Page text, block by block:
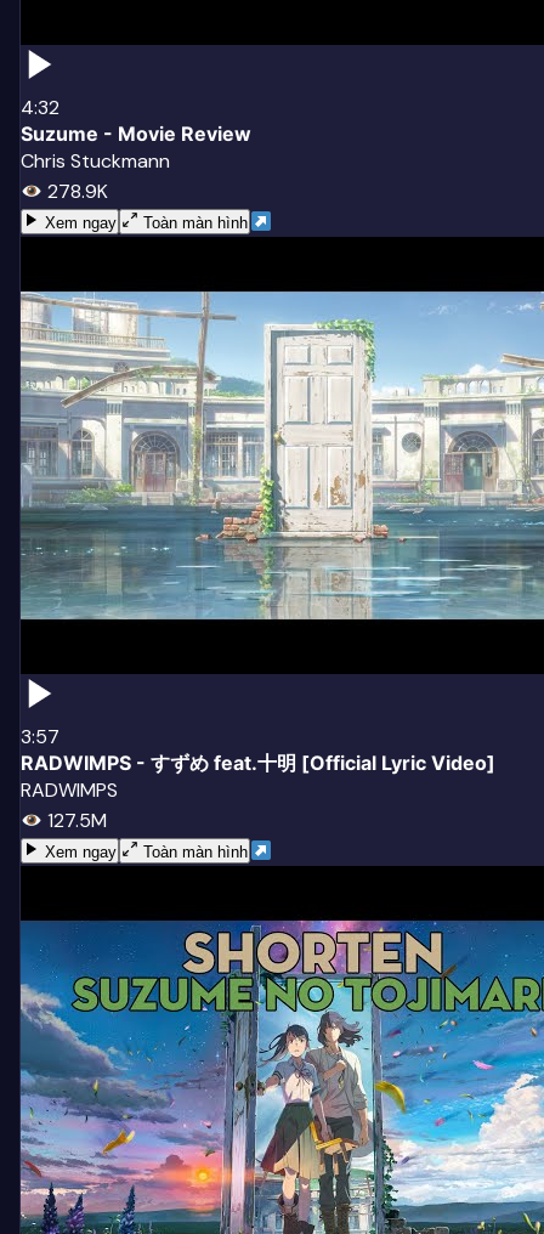
4:32
Suzume - Movie Review
Chris Stuckmann
278.9K
Xem ngay Toàn màn hình
3:57
RADWIMPS - すずめ feat.十明 [Official Lyric Video]
RADWIMPS
127.5M
Xem ngay Toàn màn hình